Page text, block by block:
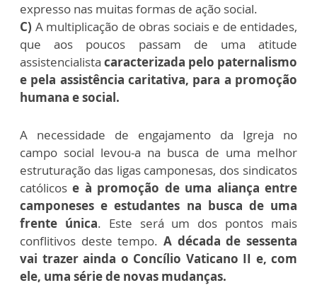
expresso nas muitas formas de ação social.
C) A multiplicação de obras sociais e de entidades,
que aos poucos passam de uma atitude
assistencialista caracterizada pelo paternalismo
e pela assistência caritativa, para a promoção
humana e social.
A necessidade de engajamento da Igreja no
campo social levou-a na busca de uma melhor
estruturação das ligas camponesas, dos sindicatos
católicose à promoção de uma aliança entre
camponeses e estudantes na busca de uma
frente única. Este será um dos pontos mais
conflitivos deste tempo. A década de sessenta
vai trazer ainda o Concílio Vaticano II e, com
ele, uma série de novas mudanças.